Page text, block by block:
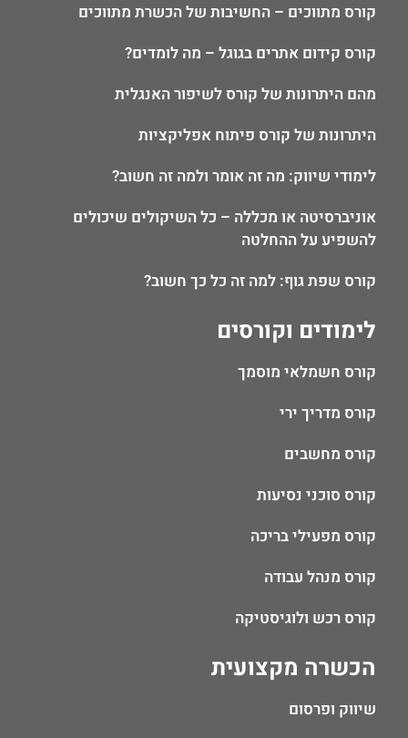
הכשרה מקצועית
שיווק ופרסום
לימודים וקורסים
קורס חשמלאי מוסמך
קורס מדריך ירי
קורס מחשבים
קורס סוכני נסיעות
קורס מפעילי בריכה
קורס מנהל עבודה
קורס רכש ולוגיסטיקה
קורס מתווכים – החשיבות של הכשרת מתווכים
קורס קידום אתרים בגוגל – מה לומדים?
מהם היתרונות של קורס לשיפור האנגלית
היתרונות של קורס פיתוח אפליקציות
לימודי שיווק: מה זה אומר ולמה זה חשוב?
אוניברסיטה או מכללה – כל השיקולים שיכולים
להשפיע על ההחלטה
קורס שפת גוף: למה זה כל כך חשוב?